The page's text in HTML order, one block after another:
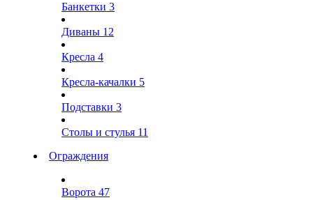
Банкетки 3
Диваны 12
Кресла 4
Кресла-качалки 5
Подставки 3
Столы и стулья 11
Ограждения
Ворота 47